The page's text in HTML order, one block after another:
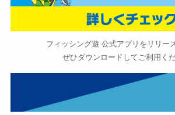
フィッシング遊 公式アプリをリリー
ぜひダウンロードしてご利用くだ